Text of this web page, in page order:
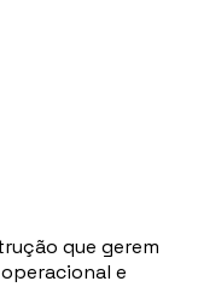
que gerem
e